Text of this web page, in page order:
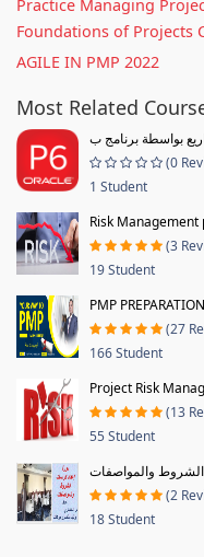
Practice Managing
Foundations of Projects
AGILE IN PMP 2022
Most Related
(0
1 Student
Risk Management
(3
19 Student
PMP
(27
166 Student
Project Risk
(13
55 Student
والمواصفات
(2
18 Student